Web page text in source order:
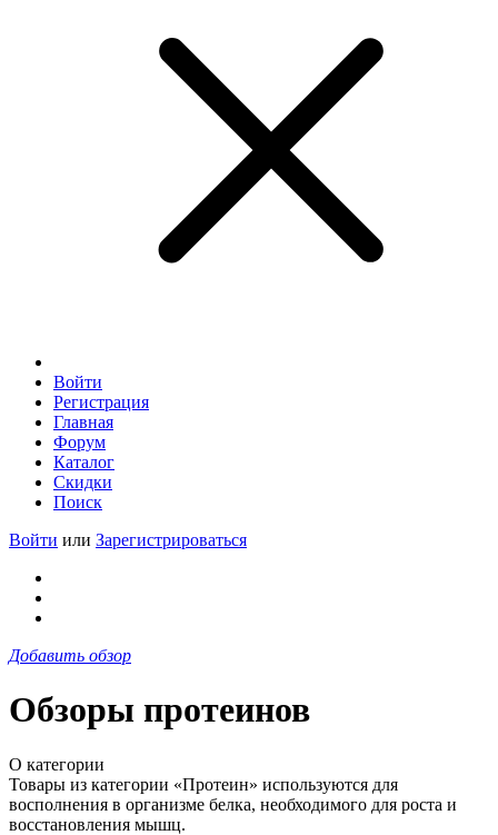
Войти
Регистрация
Главная
Форум
Каталог
Скидки
Поиск
Войти или Зарегистрироваться
Добавить обзор
Обзоры протеинов
О категории
Товары из категории «Протеин» используются для
восполнения в организме белка, необходимого для роста и
восстановления мышц.